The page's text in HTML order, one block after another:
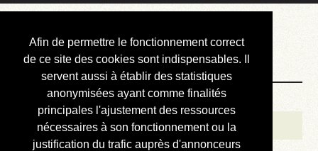
Afin de permettre le fonctionnement correct
de ce site des cookies sont indispensables. Il
servent aussi à établir des statistiques
anonymisées ayant comme finalités
principales l'ajustement des ressources
nécessaires à son fonctionnement ou la
justification du trafic auprès d'annonceurs
Courbis, « LE »
Blog Officiel
Bienvenue
Réalisations